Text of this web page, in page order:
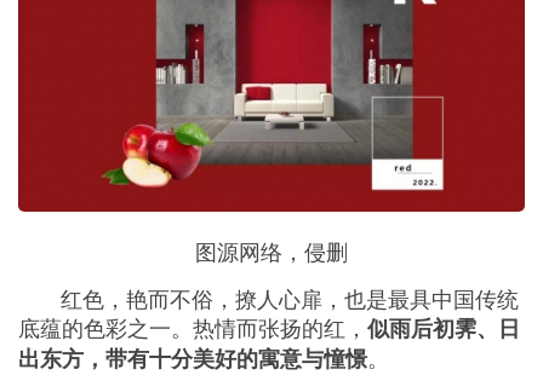
图源网络，侵删
红色，艳而不俗，撩人心扉，也是最具中国传统
底蕴的色彩之一。热情而张扬的红， 似雨后初霁、日
出东方，带有十分美好的寓意与憧憬。